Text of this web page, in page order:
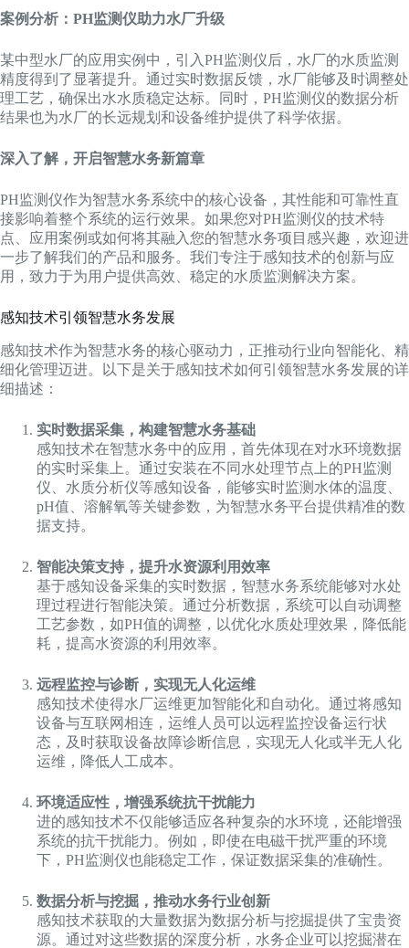
案例分析：PH监测仪助力水厂升级
某中型水厂的应用实例中，引入PH监测仪后，水厂的水质监测
精度得到了显著提升。通过实时数据反馈，水厂能够及时调整处
理工艺，确保出水水质稳定达标。同时，PH监测仪的数据分析
结果也为水厂的长远规划和设备维护提供了科学依据。
深入了解，开启智慧水务新篇章
PH监测仪作为智慧水务系统中的核心设备，其性能和可靠性直
接影响着整个系统的运行效果。如果您对PH监测仪的技术特
点、应用案例或如何将其融入您的智慧水务项目感兴趣，欢迎进
一步了解我们的产品和服务。我们专注于感知技术的创新与应
用，致力于为用户提供高效、稳定的水质监测解决方案。
感知技术引领智慧水务发展
感知技术作为智慧水务的核心驱动力，正推动行业向智能化、精
细化管理迈进。以下是关于感知技术如何引领智慧水务发展的详
细描述：
实时数据采集，构建智慧水务基础
感知技术在智慧水务中的应用，首先体现在对水环境数据
的实时采集上。通过安装在不同水处理节点上的PH监测
仪、水质分析仪等感知设备，能够实时监测水体的温度、
pH值、溶解氧等关键参数，为智慧水务平台提供精准的数
据支持。
智能决策支持，提升水资源利用效率
基于感知设备采集的实时数据，智慧水务系统能够对水处
理过程进行智能决策。通过分析数据，系统可以自动调整
工艺参数，如PH值的调整，以优化水质处理效果，降低能
耗，提高水资源的利用效率。
远程监控与诊断，实现无人化运维
感知技术使得水厂运维更加智能化和自动化。通过将感知
设备与互联网相连，运维人员可以远程监控设备运行状
态，及时获取设备故障诊断信息，实现无人化或半无人化
运维，降低人工成本。
环境适应性，增强系统抗干扰能力
进的感知技术不仅能够适应各种复杂的水环境，还能增强
系统的抗干扰能力。例如，即使在电磁干扰严重的环境
下，PH监测仪也能稳定工作，保证数据采集的准确性。
数据分析与挖掘，推动水务行业创新
感知技术获取的大量数据为数据分析与挖掘提供了宝贵资
源。通过对这些数据的深度分析，水务企业可以挖掘潜在